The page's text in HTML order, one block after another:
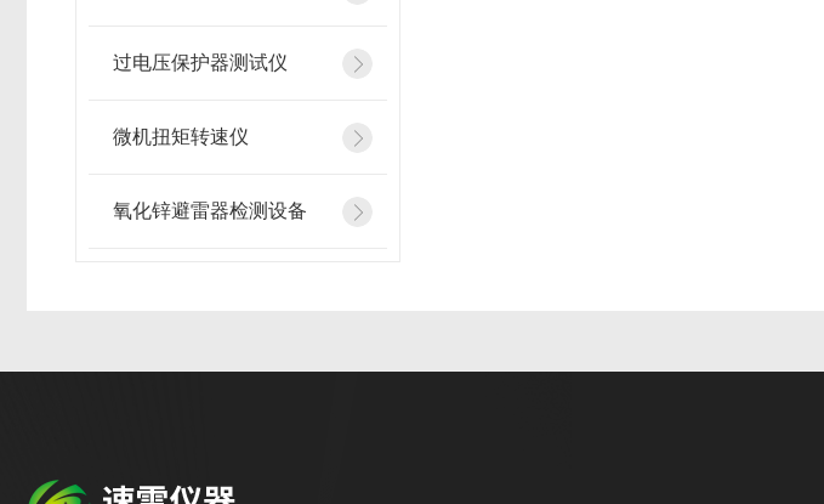
过电压保护器测试仪
微机扭矩转速仪
氧化锌避雷器检测设备